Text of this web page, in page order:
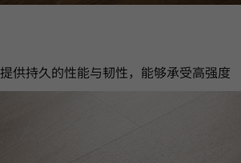
供持久的性能与韧性，能够承受高强度